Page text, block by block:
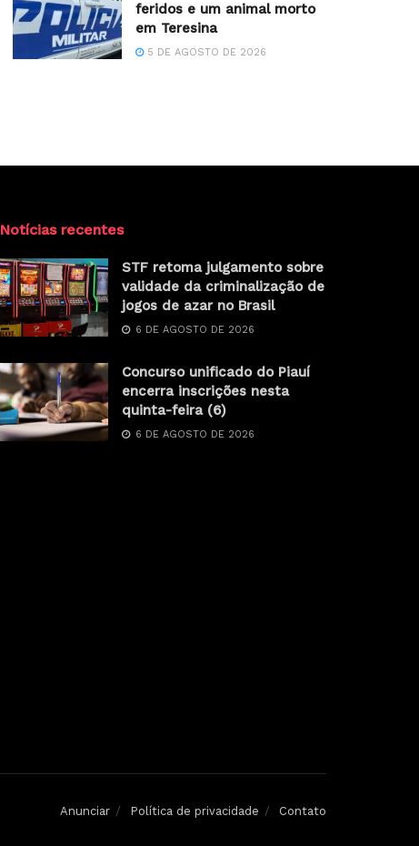
feridos e um animal morto
em Teresina
5 DE AGOSTO DE 2026
Notícias recentes
STF retoma julgamento sobre
validade da criminalização de
jogos de azar no Brasil
6 DE AGOSTO DE 2026
Concurso unificado do Piauí
encerra inscrições nesta
quinta-feira (6)
6 DE AGOSTO DE 2026
Anunciar Política de privacidade Contato